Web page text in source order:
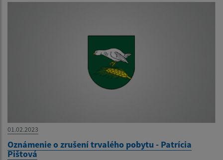
01.02.2023
Oznámenie o zrušení trvalého pobytu - Patrícia
Pištová